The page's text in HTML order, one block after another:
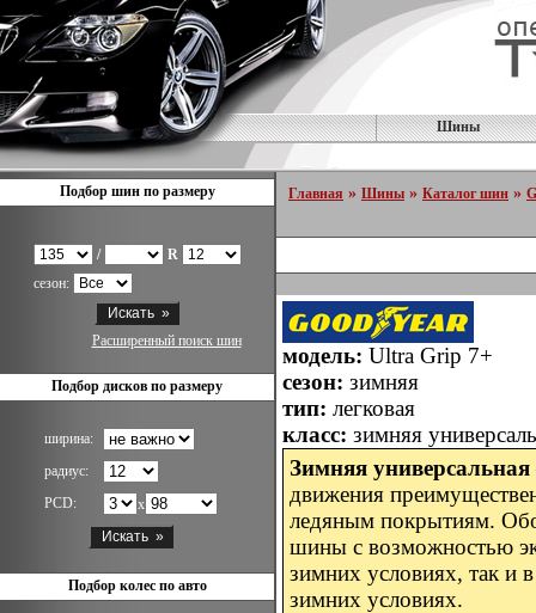
Шины
Подбор шин по размеру
/
R
сезон:
Расширенный поиск шин
Подбор дисков по размеру
ширина:
радиус:
PCD:
x
Подбор колес по авто
Главная » Шины » Каталог шин »
модель: Ultra Grip 7+
сезон: зимняя
тип: легковая
класс: зимняя
Зимняя универсальная
движения
ледяным покрытиям.
шины с возможностью
зимних условиях, так и
зимних условиях.